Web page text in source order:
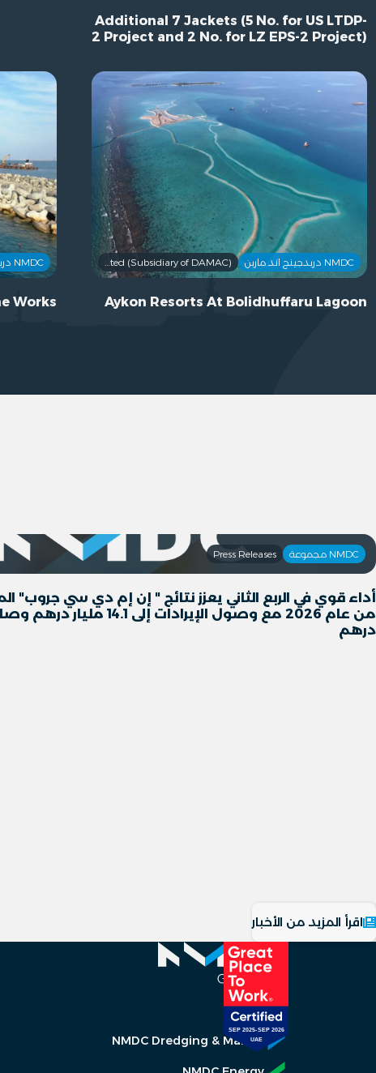
Additional 7 Jackets (5 No. for US LTDP-
2 Project and 2 No. for LZ EPS-2 Project)
Aykon Resorts At Bolidhuffaru Lagoon
NMDC دريدجينج اند مارين Vita Heights Company Limited (Subsidiary of DAMAC)
Works
NMDC دريدجينج اند مارين
أداء قوي في الربع الثاني يعزز نتائج " إن إم دي سي جروب"
درهم
NMDC مجموعة Press Releases
اقرأ المزيد من الأخبار
NMDC Dredging & Marine